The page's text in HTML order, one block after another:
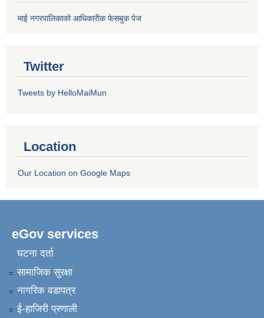
माई नगरपालिकाको आधिकारीक फेसबुक पेज
Twitter
Tweets by HelloMaiMun
Location
Our Location on Google Maps
eGov services
घटना दर्ता
सामाजिक सुरक्षा
नागरिक वडापत्र
ई-हाजिरी प्रणाली